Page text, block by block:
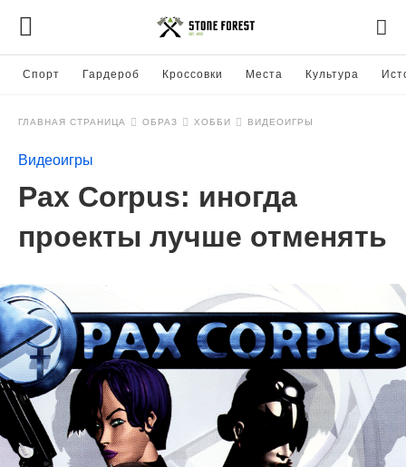
Спорт Гардероб Кроссовки Места Культура
ГЛАВНАЯ СТРАНИЦА ОБРАЗ ХОББИ ВИДЕОИГРЫ
Видеоигры
Pax Corpus: иногда
проекты лучше отменять